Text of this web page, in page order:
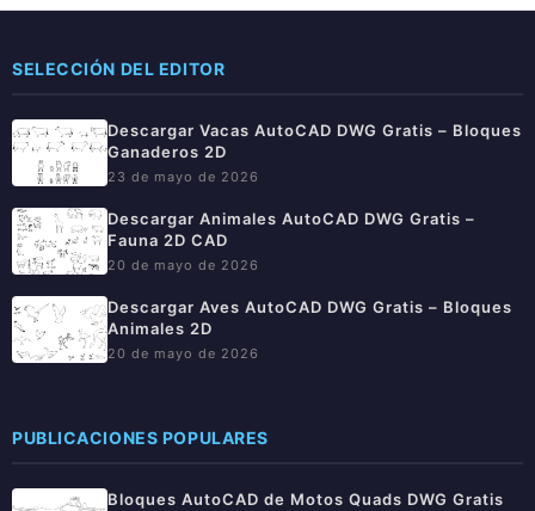
SELECCIÓN DEL EDITOR
Descargar Vacas AutoCAD DWG Gratis – Bloques
Ganaderos 2D
23 de mayo de 2026
Descargar Animales AutoCAD DWG Gratis –
Fauna 2D CAD
20 de mayo de 2026
Descargar Aves AutoCAD DWG Gratis – Bloques
Animales 2D
20 de mayo de 2026
PUBLICACIONES POPULARES
Bloques AutoCAD de Motos Quads DWG Gratis